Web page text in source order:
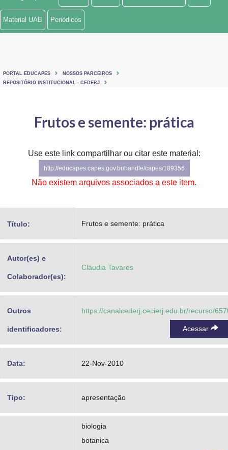
Ministério de Minas e Energia
Ministério do Turismo
Controladoria-Geral da União
Advocacia-Geral da União
Banco Central do Brasil
Material UAB Periódicos
PORTAL EDUCAPES
NOSSOS PARCEIROS
REPOSITÓRIO INSTITUCIONAL - CEDERJ
Frutos e semente: prática
Use este link compartilhar ou citar este material:
http://educapes.capes.gov.br/handle/capes/189356
Não existem arquivos associados a este item.
Título: Frutos e semente: prática
Autor(es) e
Colaborador(es):
Cláudia Tavares
Outros
identificadores:
https://canalcederj.cecierj.edu.br/recurso/
Acessar
Data: 22-Nov-2010
Tipo: apresentação
biologia
botanica